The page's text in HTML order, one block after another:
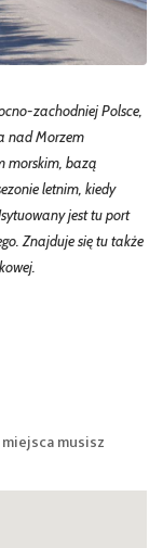
zachodniej Polsce,
nad Morzem
morskim, bazą
letnim, kiedy
jest tu port
Znajduje się tu także
musisz